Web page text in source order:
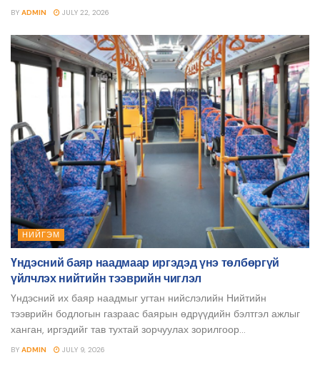
BY ADMIN JULY 22, 2026
НИЙГЭМ
Үндэсний баяр наадмаар иргэдэд үнэ төлбөргүй
үйлчлэх нийтийн тээврийн чиглэл
Үндэсний их баяр наадмыг угтан нийслэлийн Нийтийн
тээврийн бодлогын газраас баярын өдрүүдийн бэлтгэл ажлыг
ханган, иргэдийг тав тухтай зорчуулах зорилгоор...
BY ADMIN JULY 9, 2026